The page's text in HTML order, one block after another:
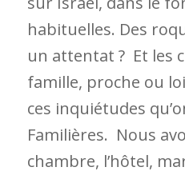
habituelles. Des
un attentat ? Et les
famille, proche ou
ces inquiétudes
Familières. Nous
chambre, l’hôtel,